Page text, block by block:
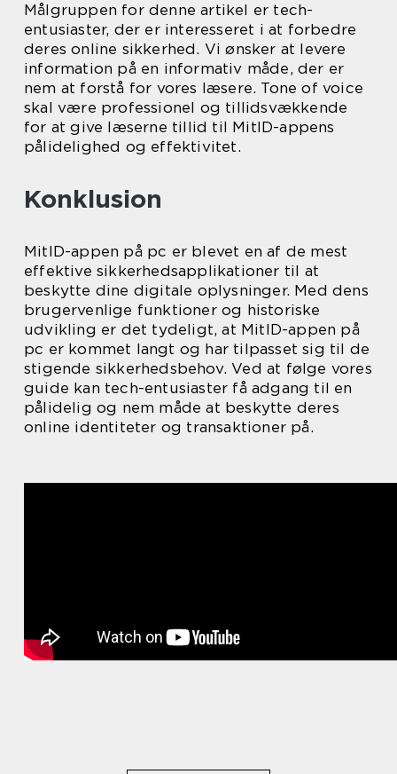
Målgruppen for denne artikel er tech-
entusiaster, der er interesseret i at forbedre
deres online sikkerhed. Vi ønsker at levere
information på en informativ måde, der er
nem at forstå for vores læsere. Tone of voice
skal være professionel og tillidsvækkende
for at give læserne tillid til MitID-appens
pålidelighed og effektivitet.
Konklusion
MitID-appen på pc er blevet en af de mest
effektive sikkerhedsapplikationer til at
beskytte dine digitale oplysninger. Med dens
brugervenlige funktioner og historiske
udvikling er det tydeligt, at MitID-appen på
pc er kommet langt og har tilpasset sig til de
stigende sikkerhedsbehov. Ved at følge vores
guide kan tech-entusiaster få adgang til en
pålidelig og nem måde at beskytte deres
online identiteter og transaktioner på.